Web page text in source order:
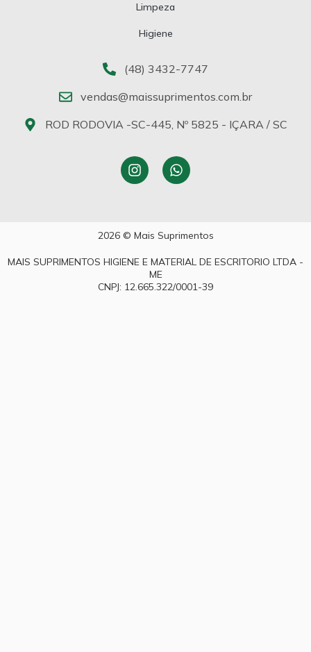
Limpeza
Higiene
(48) 3432-7747
vendas@maissuprimentos.com.br
ROD RODOVIA -SC-445, Nº 5825 - IÇARA / SC
2026 © Mais Suprimentos
MAIS SUPRIMENTOS HIGIENE E MATERIAL DE ESCRITORIO LTDA -
ME
CNPJ: 12.665.322/0001-39